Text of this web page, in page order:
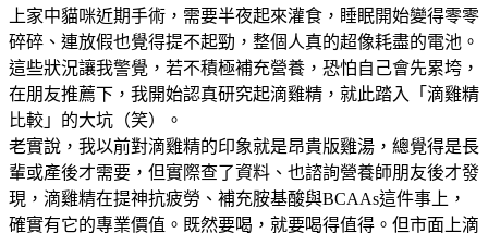
上家中貓咪近期手術，需要半夜起來灌食，睡眠開始變得零零
碎碎、連放假也覺得提不起勁，整個人真的超像耗盡的電池。
這些狀況讓我警覺，若不積極補充營養，恐怕自己會先累垮，
在朋友推薦下，我開始認真研究起滴雞精，就此踏入「滴雞精
比較」的大坑（笑）。
老實說，我以前對滴雞精的印象就是昂貴版雞湯，總覺得是長
輩或產後才需要，但實際查了資料、也諮詢營養師朋友後才發
現，滴雞精在提神抗疲勞、補充胺基酸與BCAAs這件事上，
確實有它的專業價值。既然要喝，就要喝得值得。但市面上滴